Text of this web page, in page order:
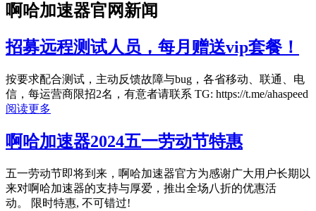
啊哈加速器官网新闻
招募远程测试人员，每月赠送vip套餐！
按要求配合测试，主动反馈故障与bug，各省移动、联通、电
信，每运营商限招2名，有意者请联系 TG: https://t.me/ahaspeed
阅读更多
啊哈加速器2024五一劳动节特惠
五一劳动节即将到来，啊哈加速器官方为感谢广大用户长期以
来对啊哈加速器的支持与厚爱，推出全场八折的优惠活
动。 限时特惠, 不可错过!